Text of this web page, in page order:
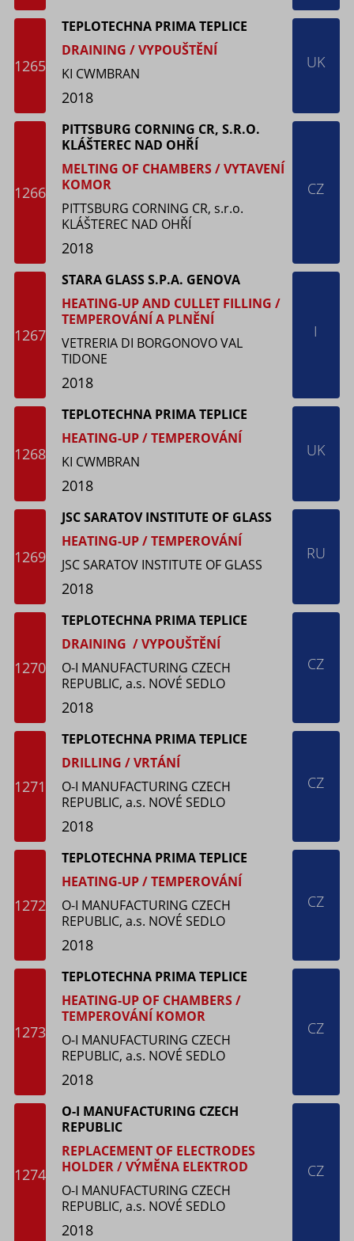
1265
TEPLOTECHNA PRIMA TEPLICE
DRAINING / VYPOUŠTĚNÍ
KI CWMBRAN
2018
UK
1266
PITTSBURG CORNING CR, S.R.O.
KLÁŠTEREC NAD OHŘÍ
MELTING OF CHAMBERS / VYTAVENÍ
KOMOR
PITTSBURG CORNING CR, s.r.o.
KLÁŠTEREC NAD OHŘÍ
2018
CZ
1267
STARA GLASS S.P.A. GENOVA
HEATING-UP AND CULLET FILLING /
TEMPEROVÁNÍ A PLNĚNÍ
VETRERIA DI BORGONOVO VAL
TIDONE
2018
I
1268
TEPLOTECHNA PRIMA TEPLICE
HEATING-UP / TEMPEROVÁNÍ
KI CWMBRAN
2018
UK
1269
JSC SARATOV INSTITUTE OF GLASS
HEATING-UP / TEMPEROVÁNÍ
JSC SARATOV INSTITUTE OF GLASS
2018
RU
1270
TEPLOTECHNA PRIMA TEPLICE
DRAINING / VYPOUŠTĚNÍ
O-I MANUFACTURING CZECH
REPUBLIC, a.s. NOVÉ SEDLO
2018
CZ
1271
TEPLOTECHNA PRIMA TEPLICE
DRILLING / VRTÁNÍ
O-I MANUFACTURING CZECH
REPUBLIC, a.s. NOVÉ SEDLO
2018
CZ
1272
TEPLOTECHNA PRIMA TEPLICE
HEATING-UP / TEMPEROVÁNÍ
O-I MANUFACTURING CZECH
REPUBLIC, a.s. NOVÉ SEDLO
2018
CZ
1273
TEPLOTECHNA PRIMA TEPLICE
HEATING-UP OF CHAMBERS /
TEMPEROVÁNÍ KOMOR
O-I MANUFACTURING CZECH
REPUBLIC, a.s. NOVÉ SEDLO
2018
CZ
1274
O-I MANUFACTURING CZECH
REPUBLIC
REPLACEMENT OF ELECTRODES
HOLDER / VÝMĚNA ELEKTROD
O-I MANUFACTURING CZECH
REPUBLIC, a.s. NOVÉ SEDLO
2018
CZ